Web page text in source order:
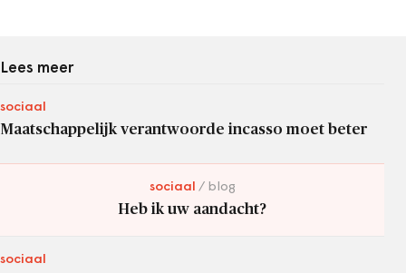
Lees meer
sociaal
Maatschappelijk verantwoorde incasso moet beter
sociaal blog
Heb ik uw aandacht?
sociaal